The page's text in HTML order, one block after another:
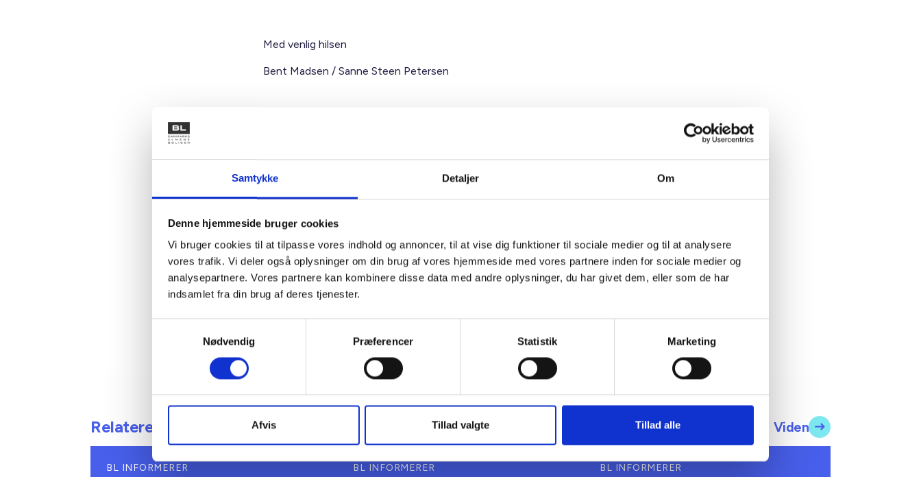
Samtykke Detaljer Om
Denne hjemmeside bruger cookies
Vi bruger cookies til at tilpasse vores indhold og annoncer, til at vise dig funktioner til sociale medier og til at analysere
vores trafik. Vi deler også oplysninger om din brug af vores hjemmeside med vores partnere inden for sociale medier og
analysepartnere. Vores partnere kan kombinere disse data med andre oplysninger, du har givet dem, eller som de har
indsamlet fra din brug af deres tjenester.
Nødvendig
Præferencer Statistik Marketing
Afvis Tillad valgte Tillad alle
Med venlig hilsen
Bent Madsen / Sanne Steen Petersen
Kontakt
Sanne Steen
Petersen
Tlf: 22 20 87 73
Mail: spe@bl.dk
Bent Madsen
Mail: bma@bl.dk
Relateret indhold Viden
BL INFORMERER BL INFORMERER BL INFORMERER